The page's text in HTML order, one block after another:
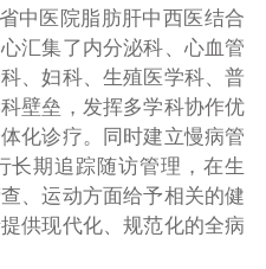
中医院脂肪肝中西医结合
汇集了内分泌科、心血管
、妇科、生殖医学科、普
壁垒，发挥多学科协作优
化诊疗。同时建立慢病管
长期追踪随访管理，在生
、运动方面给予相关的健
供现代化、规范化的全病